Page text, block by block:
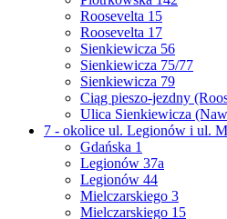
Roosevelta 15
Roosevelta 17
Sienkiewicza 56
Sienkiewicza 75/77
Sienkiewicza 79
Ciąg pieszo-jezdny
Ulica Sienkiewicza
7 - okolice ul. Legionów i ul.
Gdańska 1
Legionów 37a
Legionów 44
Mielczarskiego 3
Mielczarskiego 15